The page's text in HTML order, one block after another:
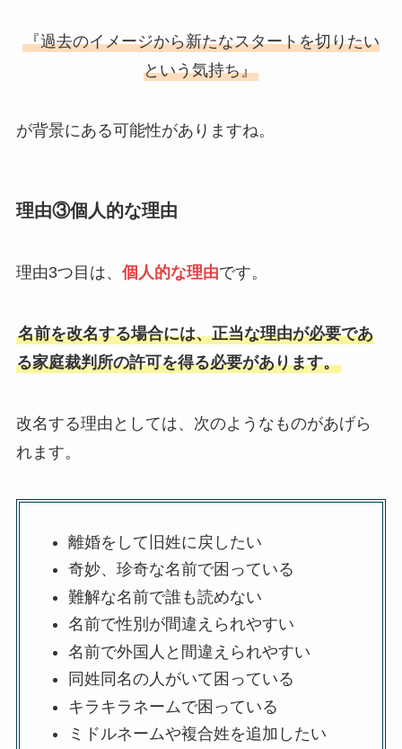
『過去のイメージから新たなスタートを切りたい
という気持ち』
が背景にある可能性がありますね。
理由③個人的な理由
理由3つ目は、 個人的な理由です。
名前を改名する場合には、正当な理由が必要であ
る家庭裁判所の許可を得る必要があります。
改名する理由としては、次のようなものがあげら
れます。
離婚をして旧姓に戻したい
奇妙、珍奇な名前で困っている
難解な名前で誰も読めない
名前で性別が間違えられやすい
名前で外国人と間違えられやすい
同姓同名の人がいて困っている
キラキラネームで困っている
ミドルネームや複合姓を追加したい